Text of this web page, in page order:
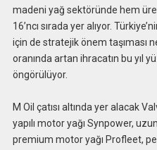
madeni yağ sektöründe hem
16’ncı sırada yer alıyor.
için de stratejik önem taşıması
oranında artan ihracatın bu yıl
öngörülüyor.
M Oil çatısı altında yer alacak
yapılı motor yağı Synpower,
premium motor yağı Profleet,